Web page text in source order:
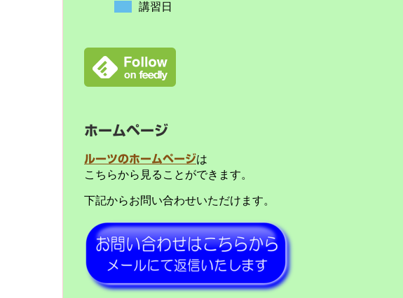
講習日
ホームページ
ルーツのホームページは
こちらから見ることができます。
下記からお問い合わせいただけます。